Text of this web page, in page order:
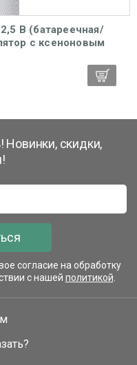
В (батареечная/
с ксеноновым
Новинки, скидки,
согласие на обработку
с нашей политикой